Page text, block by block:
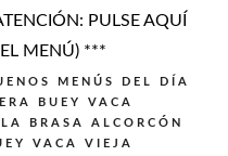
PULSE AQUÍ
MENÚ) ***
MENÚS DEL DÍA
BUEY VACA
BRASA ALCORCÓN
VACA VIEJA